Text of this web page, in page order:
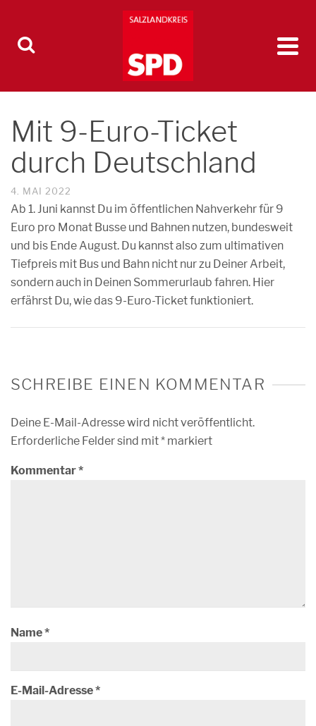
Mit 9-Euro-Ticket
durch Deutschland
4. MAI 2022
Ab 1. Juni kannst Du im öffentlichen Nahverkehr für 9
Euro pro Monat Busse und Bahnen nutzen, bundesweit
und bis Ende August. Du kannst also zum ultimativen
Tiefpreis mit Bus und Bahn nicht nur zu Deiner Arbeit,
sondern auch in Deinen Sommerurlaub fahren. Hier
erfährst Du, wie das 9-Euro-Ticket funktioniert.
SCHREIBE EINEN KOMMENTAR
Deine E-Mail-Adresse wird nicht veröffentlicht.
Erforderliche Felder sind mit* markiert
Kommentar*
Name*
E-Mail-Adresse*